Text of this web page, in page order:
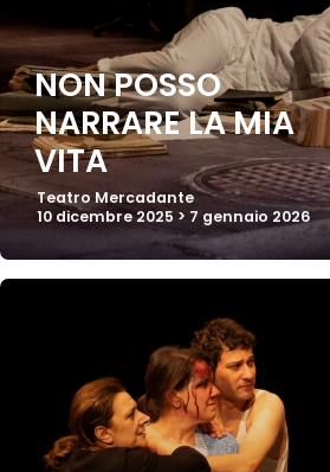
NON POSSO
NARRARE LA MIA
VITA
Teatro Mercadante
10 dicembre 2025 > 7 gennaio 2026